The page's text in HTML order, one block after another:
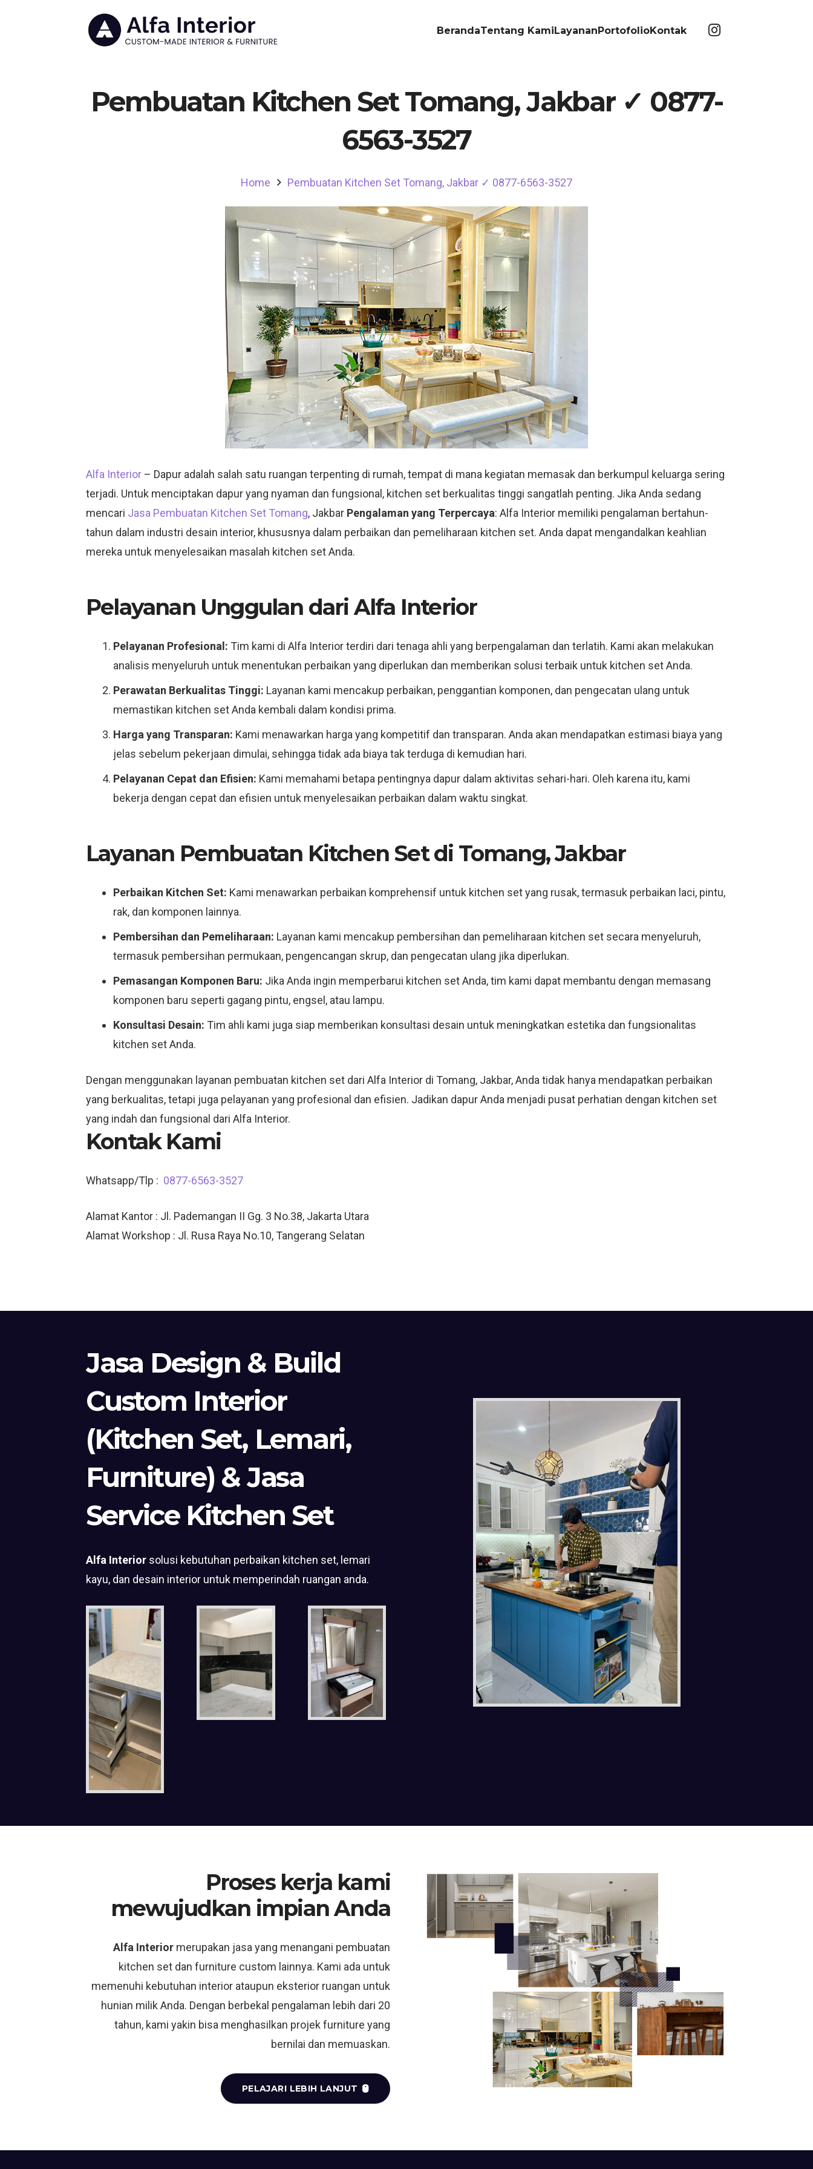
BerandaTentang KamiLayananPortofolioKontak
Pembuatan Kitchen Set Tomang, Jakbar ✓ 0877-
6563-3527
Home Pembuatan Kitchen Set Tomang, Jakbar ✓ 0877-6563-3527
Alfa Interior – Dapur adalah salah satu ruangan terpenting di rumah, tempat di mana kegiatan memasak dan berkumpul keluarga sering
terjadi. Untuk menciptakan dapur yang nyaman dan fungsional, kitchen set berkualitas tinggi sangatlah penting. Jika Anda sedang
mencari Jasa Pembuatan Kitchen Set Tomang, Jakbar Pengalaman yang Terpercaya: Alfa Interior memiliki pengalaman bertahun-
tahun dalam industri desain interior, khususnya dalam perbaikan dan pemeliharaan kitchen set. Anda dapat mengandalkan keahlian
mereka untuk menyelesaikan masalah kitchen set Anda.
Pelayanan Unggulan dari Alfa Interior
Pelayanan Profesional: Tim kami di Alfa Interior terdiri dari tenaga ahli yang berpengalaman dan terlatih. Kami akan melakukan
analisis menyeluruh untuk menentukan perbaikan yang diperlukan dan memberikan solusi terbaik untuk kitchen set Anda.
Perawatan Berkualitas Tinggi: Layanan kami mencakup perbaikan, penggantian komponen, dan pengecatan ulang untuk
memastikan kitchen set Anda kembali dalam kondisi prima.
Harga yang Transparan: Kami menawarkan harga yang kompetitif dan transparan. Anda akan mendapatkan estimasi biaya yang
jelas sebelum pekerjaan dimulai, sehingga tidak ada biaya tak terduga di kemudian hari.
Pelayanan Cepat dan Efisien: Kami memahami betapa pentingnya dapur dalam aktivitas sehari-hari. Oleh karena itu, kami
bekerja dengan cepat dan efisien untuk menyelesaikan perbaikan dalam waktu singkat.
Layanan Pembuatan Kitchen Set di Tomang, Jakbar
Perbaikan Kitchen Set: Kami menawarkan perbaikan komprehensif untuk kitchen set yang rusak, termasuk perbaikan laci, pintu,
rak, dan komponen lainnya.
Pembersihan dan Pemeliharaan: Layanan kami mencakup pembersihan dan pemeliharaan kitchen set secara menyeluruh,
termasuk pembersihan permukaan, pengencangan skrup, dan pengecatan ulang jika diperlukan.
Pemasangan Komponen Baru: Jika Anda ingin memperbarui kitchen set Anda, tim kami dapat membantu dengan memasang
komponen baru seperti gagang pintu, engsel, atau lampu.
Konsultasi Desain: Tim ahli kami juga siap memberikan konsultasi desain untuk meningkatkan estetika dan fungsionalitas
kitchen set Anda.
Dengan menggunakan layanan pembuatan kitchen set dari Alfa Interior di Tomang, Jakbar, Anda tidak hanya mendapatkan perbaikan
yang berkualitas, tetapi juga pelayanan yang profesional dan efisien. Jadikan dapur Anda menjadi pusat perhatian dengan kitchen set
yang indah dan fungsional dari Alfa Interior.
Kontak Kami
Whatsapp/Tlp : 0877-6563-3527
Alamat Kantor : Jl. Pademangan II Gg. 3 No.38, Jakarta Utara
Alamat Workshop : Jl. Rusa Raya No.10, Tangerang Selatan
Jasa Design & Build
Custom Interior
(Kitchen Set, Lemari,
Furniture) & Jasa
Service Kitchen Set
Alfa Interior solusi kebutuhan perbaikan kitchen set, lemari
kayu, dan desain interior untuk memperindah ruangan anda.
Proses kerja kami
mewujudkan impian Anda
Alfa Interior merupakan jasa yang menangani pembuatan
kitchen set dan furniture custom lainnya. Kami ada untuk
memenuhi kebutuhan interior ataupun eksterior ruangan untuk
hunian milik Anda. Dengan berbekal pengalaman lebih dari 20
tahun, kami yakin bisa menghasilkan projek furniture yang
bernilai dan memuaskan.
PELAJARI LEBIH LANJUT